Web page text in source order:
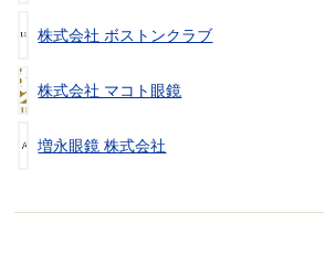
株式会社 ボストンクラブ
株式会社 マコト眼鏡
増永眼鏡 株式会社